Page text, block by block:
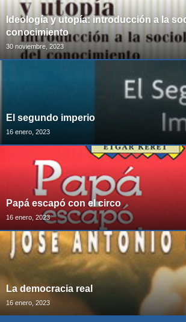
Ideología y utopía: introducción a la
conocimiento
30 noviembre, 2023
El segundo imperio
16 enero, 2023
Papá escapó con el circo
16 enero, 2023
La democracia real
16 enero, 2023